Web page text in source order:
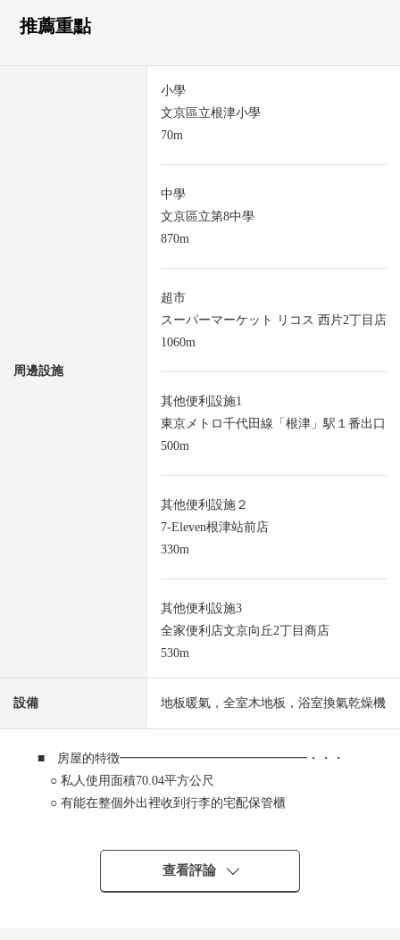
推薦重點
周邊設施
小學
文京區立根津小學
70m
中學
文京區立第8中學
870m
超市
スーパーマーケット リコス 西片2丁目店
1060m
其他便利設施1
東京メトロ千代田線「根津」駅１番出口
500m
其他便利設施２
7-Eleven根津站前店
330m
其他便利設施3
全家便利店文京向丘2丁目商店
530m
設備 地板暖氣，全室木地板，浴室換氣乾燥機
■ 房屋的特徴━━━━━━━━━━━━━━━・・・
○ 私人使用面積70.04平方公尺
○ 有能在整個外出裡收到行李的宅配保管櫃
○ 能在和重要的寵物一起生活的公寓(有細則)
■ 比負責人
查看評論